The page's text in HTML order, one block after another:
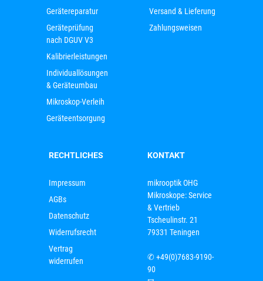
Gerätereparatur
Geräteprüfung
nach DGUV V3
Kalibrierleistungen
Individuallösungen
& Geräteumbau
Mikroskop-Verleih
Geräteentsorgung
Versand & Lieferung
Zahlungsweisen
RECHTLICHES
Impressum
AGBs
Datenschutz
Widerrufsrecht
Vertrag
widerrufen
KONTAKT
mikrooptik OHG
Mikroskope: Service
& Vertrieb
Tscheulinstr. 21
79331 Teningen
✆+49(0)7683-9190-
90